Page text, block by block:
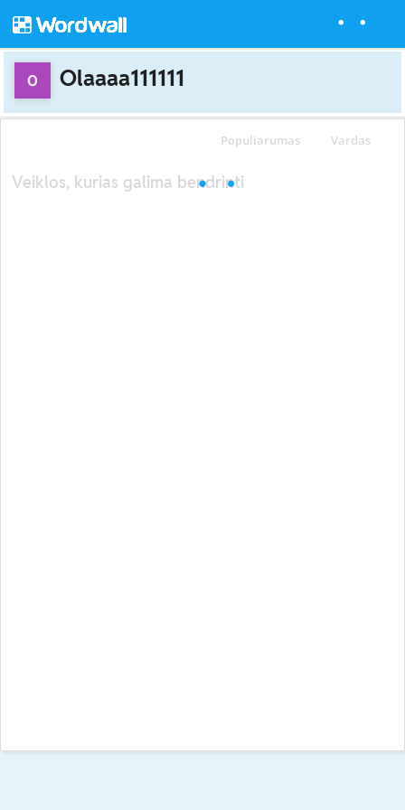
Olaaaa111111
Populiarumas Vardas
Veiklos, kurias galima bendrinti